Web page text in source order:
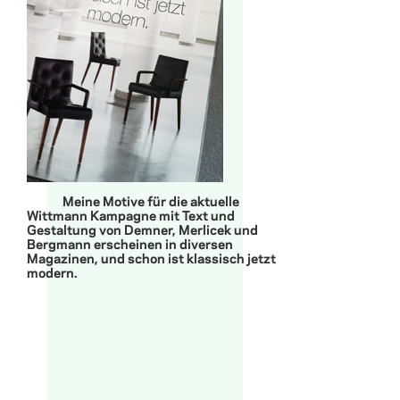
Meine Motive für die aktuelle
Wittmann Kampagne mit Text und
Gestaltung von Demner, Merlicek und
Bergmann erscheinen in diversen
Magazinen, und schon ist klassisch jetzt
modern.